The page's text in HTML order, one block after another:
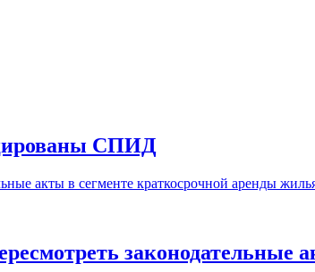
СПИД
законодательные